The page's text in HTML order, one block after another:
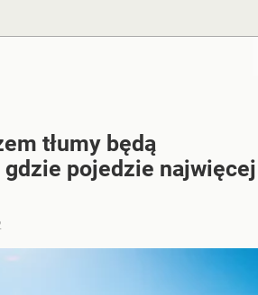
tłumy będą
pojedzie najwięcej